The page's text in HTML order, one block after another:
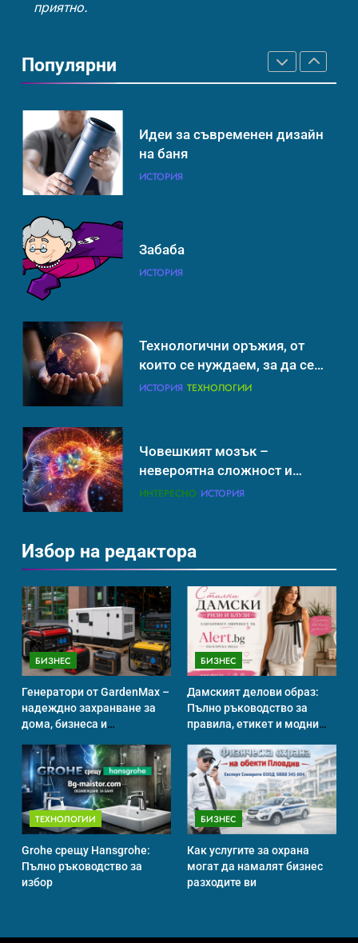
Технологични оръжия, от
които се нуждаем, за да се
борим с глобалното
ИСТОРИЯ
Човешкият мозък –
приятно.
Популярни
свързани със смъртта
Идеи за съвременен дизайн
на баня
ИСТОРИЯ
Забаба
ИСТОРИЯ
Технологични оръжия, от
които се нуждаем, за да се
борим с глобалното
ИСТОРИЯ ТЕХНОЛОГИИ
Човешкият мозък –
невероятна сложност и
възможност
ИНТЕРЕСНО ИСТОРИЯ
Ритуали от други култури,
ИСТОРИЯ
Идеи за съвременен дизайн
ИСТОРИЯ
Забаба
ИСТОРИЯ
Технологични оръжия, от
които се нуждаем, за да се
Избор на редактора
БИЗНЕС
Генератори от GardenMax –
надеждно захранване за
дома, бизнеса и
БИЗНЕС
Дамският делови образ:
Пълно ръководство за
правила, етикет и модни
ТЕХНОЛОГИИ
Grohe срещу Hansgrohe:
Пълно ръководство за
избор
БИЗНЕС
Как услугите за охрана
могат да намалят бизнес
разходите ви